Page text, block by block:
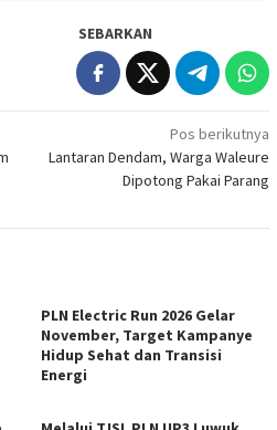
SEBARKAN
Pos berikutnya
Lantaran Dendam, Warga Waleure
Dipotong Pakai Parang
PLN Electric Run 2026 Gelar
November, Target Kampanye
Hidup Sehat dan Transisi
Energi